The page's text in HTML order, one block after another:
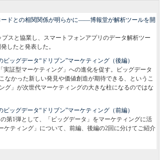
ドとの相関関係が明らかに——博報堂が解析ツールを開
スと協業し、スマートフォンアプリのデータ解析ツー
したと発表した。
ッグデータ“ドリブン”マーケティング（後編）
証型マーケティング」への進化を促す。ビッグデータ
なかった新しい発見や価値創造が期待できる、というこ
グ」が次世代マーケティングの大きな柱になるのではな
ッグデータ“ドリブン”マーケティング（前編）
第1弾として、「ビッグデータ」をマーケティングに活
ケティング」について、前編、後編の2回に分けてご紹介